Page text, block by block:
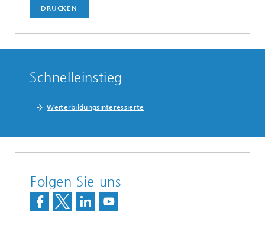
DRUCKEN
Schnelleinstieg
Weiterbildungsinteressierte
Folgen Sie uns